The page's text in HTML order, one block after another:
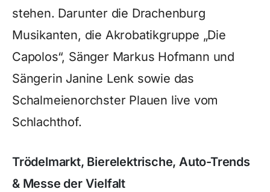
stehen. Darunter die Drachenburg
Musikanten, die Akrobatikgruppe „Die
Capolos“, Sänger Markus Hofmann und
Sängerin Janine Lenk sowie das
Schalmeienorchster Plauen live vom
Schlachthof.
Trödelmarkt, Bierelektrische, Auto-Trends
& Messe der Vielfalt